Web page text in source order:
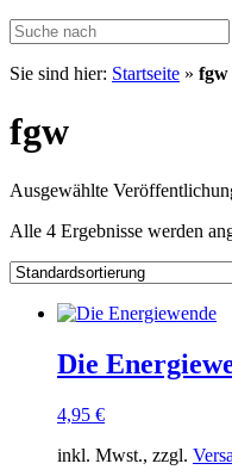
Sie sind hier: Startseite » fgw
fgw
Ausgewählte
Alle 4 Ergebnisse werden
Die
4,95 €
inkl. Mwst., zzgl.